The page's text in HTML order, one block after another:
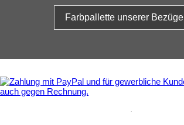
Farbpallette unserer Bezüge